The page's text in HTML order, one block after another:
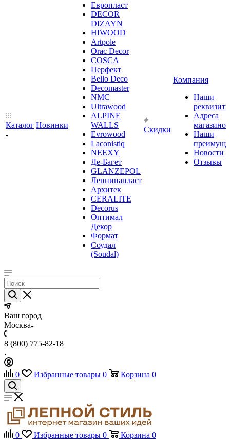
Каталог Новинки
Европласт
DECOR
DIZAYN
HIWOOD
Artpole
Orac Decor
COSCA
Перфект
Bello Deco
Decomaster
NMС
Ultrawood
ALPINE
WALLS
Evrowood
Laconistiq
NEEXY
Де-Багет
GLANZEPOL
Лепнинапласт
Архитек
CERALITE
Decorus
Оптимал
Декор
Формат
Соудал
(Soudal)
Скидки
Компания
Наши
Адреса
магазинов
Наши
Новости
Отзывы
Ваш город
Москва
8 (800) 775-82-18
0 Избранные товары 0 Корзина 0
0 Избранные товары 0 Корзина 0